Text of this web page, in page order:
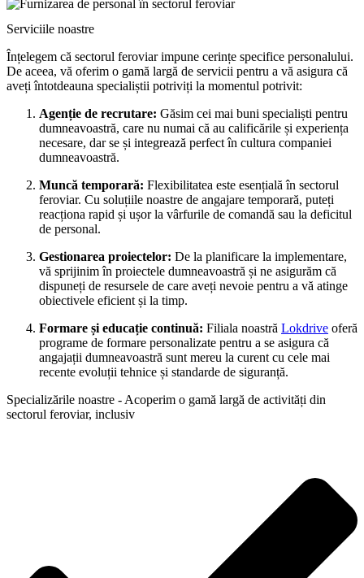
Serviciile noastre
Înțelegem că sectorul feroviar impune cerințe specifice personalului.
De aceea, vă oferim o gamă largă de servicii pentru a vă asigura că
aveți întotdeauna specialiștii potriviți la momentul potrivit:
Agenție de recrutare: Găsim cei mai buni specialiști pentru
dumneavoastră, care nu numai că au calificările și experiența
necesare, dar se și integrează perfect în cultura companiei
dumneavoastră.
Muncă temporară: Flexibilitatea este esențială în sectorul
feroviar. Cu soluțiile noastre de angajare temporară, puteți
reacționa rapid și ușor la vârfurile de comandă sau la deficitul
de personal.
Gestionarea proiectelor: De la planificare la implementare,
vă sprijinim în proiectele dumneavoastră și ne asigurăm că
dispuneți de resursele de care aveți nevoie pentru a vă atinge
obiectivele eficient și la timp.
Formare și educație continuă: Filiala noastră Lokdrive oferă
programe de formare personalizate pentru a se asigura că
angajații dumneavoastră sunt mereu la curent cu cele mai
recente evoluții tehnice și standarde de siguranță.
Specializările noastre - Acoperim o gamă largă de activități din
sectorul feroviar, inclusiv